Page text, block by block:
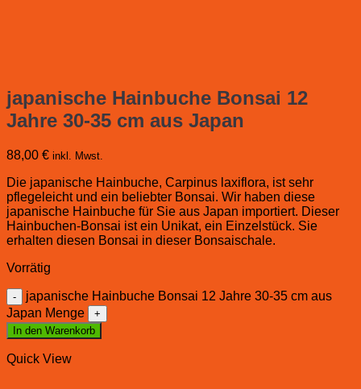
japanische Hainbuche Bonsai 12
Jahre 30-35 cm aus Japan
88,00 € inkl. Mwst.
Die japanische Hainbuche, Carpinus laxiflora, ist sehr
pflegeleicht und ein beliebter Bonsai. Wir haben diese
japanische Hainbuche für Sie aus Japan importiert. Dieser
Hainbuchen-Bonsai ist ein Unikat, ein Einzelstück. Sie
erhalten diesen Bonsai in dieser Bonsaischale.
Vorrätig
japanische Hainbuche Bonsai 12 Jahre 30-35 cm aus
Japan Menge
In den Warenkorb
Quick View